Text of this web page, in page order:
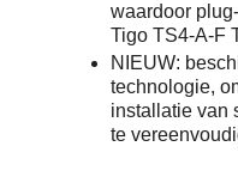
waardoor
Tigo TS4-A-F
NIEUW:
technologie,
installatie van
te